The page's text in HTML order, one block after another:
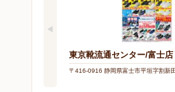
東京靴流通センター/富士店
〒416-0916 静岡県富士市平垣字割新